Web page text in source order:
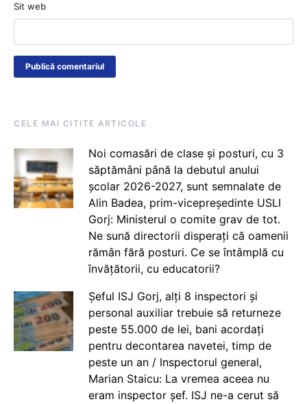
Sit web
CELE MAI CITITE ARTICOLE
Noi comasări de clase și posturi, cu 3
săptămâni până la debutul anului
școlar 2026-2027, sunt semnalate de
Alin Badea, prim-vicepreședinte USLI
Gorj: Ministerul o comite grav de tot.
Ne sună directorii disperați că oamenii
rămân fără posturi. Ce se întâmplă cu
învățătorii, cu educatorii?
Șeful ISJ Gorj, alți 8 inspectori și
personal auxiliar trebuie să returneze
peste 55.000 de lei, bani acordați
pentru decontarea navetei, timp de
peste un an / Inspectorul general,
Marian Staicu: La vremea aceea nu
eram inspector șef. ISJ ne-a cerut să